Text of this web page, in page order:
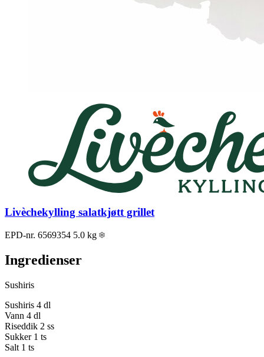
Livèchekylling salatkjøtt grillet
EPD-nr. 6569354 5.0 kg
Ingredienser
Sushiris
Sushiris 4 dl
Vann 4 dl
Riseddik 2 ss
Sukker 1 ts
Salt 1 ts